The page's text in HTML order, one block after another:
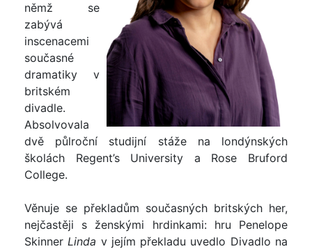
němž se
zabývá
inscenacemi
současné
dramatiky v
britském
divadle.
Absolvovala
dvě půlroční studijní stáže na londýnských
školách Regent’s University a Rose Bruford
College.
Věnuje se překladům současných britských her,
nejčastěji s ženskými hrdinkami: hru Penelope
SkinnerLinda v jejím překladu uvedlo Divadlo na